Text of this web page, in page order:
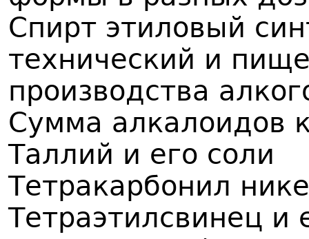
Спирт этиловый
технический и
производства
Сумма алкалоидов
Таллий и его соли
Тетракарбонил
Тетраэтилсвинец и